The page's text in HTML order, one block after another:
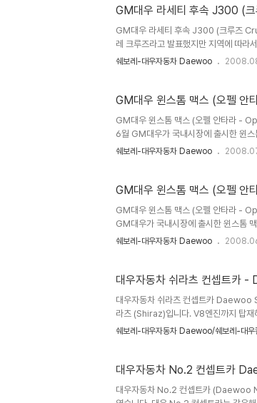
로서는 강인한 인상을 줍니다. 뒷문을 보
GM대우 라세티 후속 J300 (크루즈
레 크루즈라고 발표했지만 지역에 따라
을 달고 출시할지는 기다려봐야 할것
해봐도 될것 같습니다.) 엔진은 가솔린
쉐보레-대우자동차 Daewoo
GM대우 윈스톰 맥스 (오펠 안
GM대우 윈스톰 맥스 (오펠 안타라 -
6월 GM대우가 국내시장에 출시한 윈
송인 zdf 에서 2007년말 방송한 영상을
라는 이름으로 이미 수 년 전부터 해외
쉐보레-대우자동차 Daewoo
GM대우 윈스톰 맥스 (오펠 안
GM대우 윈스톰 맥스 (오펠 안타라 -
GM대우가 국내시장에 출시한 윈스톰
에서 2007년 방송한 영상을 퍼왔습니
Vue,..
쉐보레-대우자동차 Daewoo
대우자동차 쉬라츠 컨셉트카
대우자동차 쉬라츠 컨셉트카
라츠 (Shiraz)입니다. V8엔진까지 탑재
드명을 가지고 양산차도 계획하였다고
한것인지 아니면 양산차에서는 새로운
쉐보레-대우자동차 Daewoo/쉐보레-대
대우
대우자동차 No.2 컨셉트카